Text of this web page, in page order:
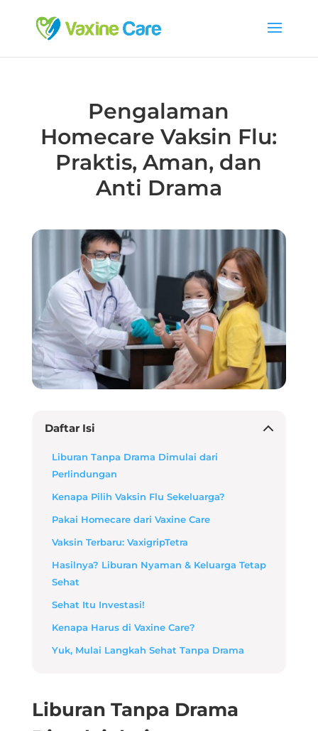
Pengalaman
Homecare Vaksin Flu:
Praktis, Aman, dan
Anti Drama
Daftar Isi
Liburan Tanpa Drama Dimulai dari
Perlindungan
Kenapa Pilih Vaksin Flu Sekeluarga?
Pakai Homecare dari Vaxine Care
Vaksin Terbaru: VaxigripTetra
Hasilnya? Liburan Nyaman & Keluarga Tetap
Sehat
Sehat Itu Investasi!
Kenapa Harus di Vaxine Care?
Yuk, Mulai Langkah Sehat Tanpa Drama
Liburan Tanpa Drama